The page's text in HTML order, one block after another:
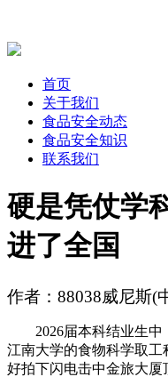
首页
关于我们
食品安全动态
食品安全知识
联系我们
硬是凭仗学
进了全国
作者：88038威尼斯(
2026届本科结业生中
江南大学的食物科学取工
好拍下闪电击中金旅大